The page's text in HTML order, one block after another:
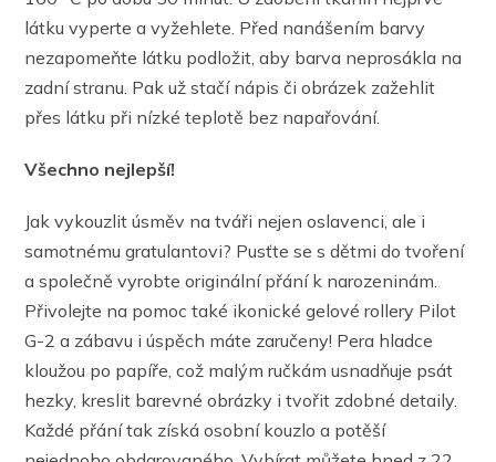
látku vyperte a vyžehlete. Před nanášením barvy
nezapomeňte látku podložit, aby barva neprosákla na
zadní stranu. Pak už stačí nápis či obrázek zažehlit
přes látku při nízké teplotě bez napařování.
Všechno nejlepší!
Jak vykouzlit úsměv na tváři nejen oslavenci, ale i
samotnému gratulantovi? Pusťte se s dětmi do tvoření
a společně vyrobte originální přání k narozeninám.
Přivolejte na pomoc také ikonické gelové rollery Pilot
G-2 a zábavu i úspěch máte zaručeny! Pera hladce
kloužou po papíře, což malým ručkám usnadňuje psát
hezky, kreslit barevné obrázky i tvořit zdobné detaily.
Každé přání tak získá osobní kouzlo a potěší